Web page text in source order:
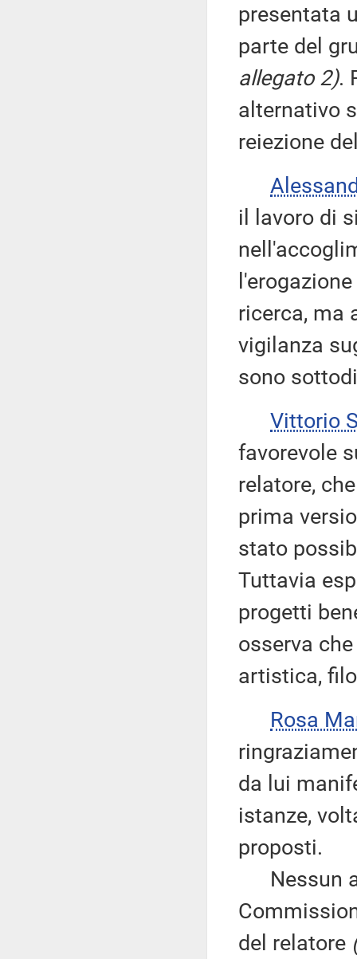
presentata
parte del
allegato 2).
alternativo
reiezione
il lavoro di
ricerca, ma
vigilanza
sono
Vittorio
favorevole
relatore,
prima
stato
Tuttavia
progetti
osserva
artistica,
Rosa
da lui
istanze,
proposti.
Nessun
del relatore